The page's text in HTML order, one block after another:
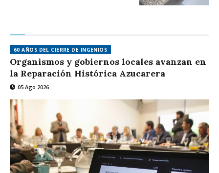
60 AÑOS DEL CIERRE DE INGENIOS
Organismos y gobiernos locales avanzan en
la Reparación Histórica Azucarera
05 Ago 2026